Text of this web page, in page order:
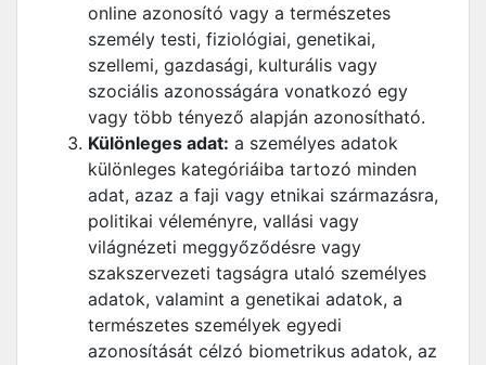
online azonosító vagy a természetes
személy testi, fiziológiai, genetikai,
szellemi, gazdasági, kulturális vagy
szociális azonosságára vonatkozó egy
vagy több tényező alapján azonosítható.
Különleges adat: a személyes adatok
különleges kategóriáiba tartozó minden
adat, azaz a faji vagy etnikai származásra,
politikai véleményre, vallási vagy
világnézeti meggyőződésre vagy
szakszervezeti tagságra utaló személyes
adatok, valamint a genetikai adatok, a
természetes személyek egyedi
azonosítását célzó biometrikus adatok, az